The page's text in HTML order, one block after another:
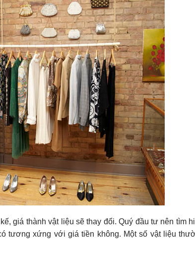
giá thành vật liệu sẽ thay đổi. Quý đầu tư nên tìm
tương xứng với giá tiền không. Một số vật liệu